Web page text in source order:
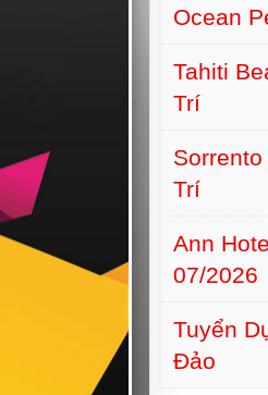
Ocean
Tahiti
Trí
Trí
Ann
07/2026
Tuyển
Đảo